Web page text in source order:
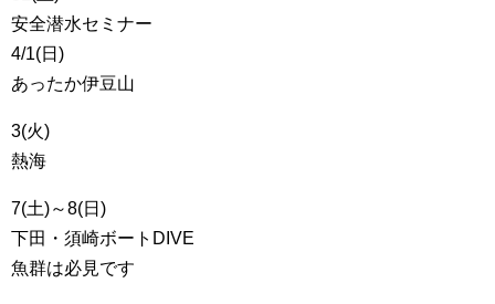
安全潜水セミナー
4/1(日)
あったか伊豆山
3(火)
熱海
7(土)～8(日)
下田・須崎ボートDIVE
魚群は必見です